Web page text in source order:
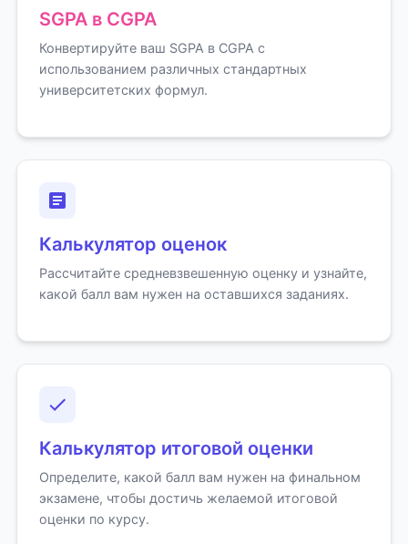
SGPA в CGPA
Конвертируйте ваш SGPA в CGPA с
использованием различных стандартных
университетских формул.
Калькулятор оценок
Рассчитайте средневзвешенную оценку и узнайте,
какой балл вам нужен на оставшихся заданиях.
Калькулятор итоговой оценки
Определите, какой балл вам нужен на финальном
экзамене, чтобы достичь желаемой итоговой
оценки по курсу.